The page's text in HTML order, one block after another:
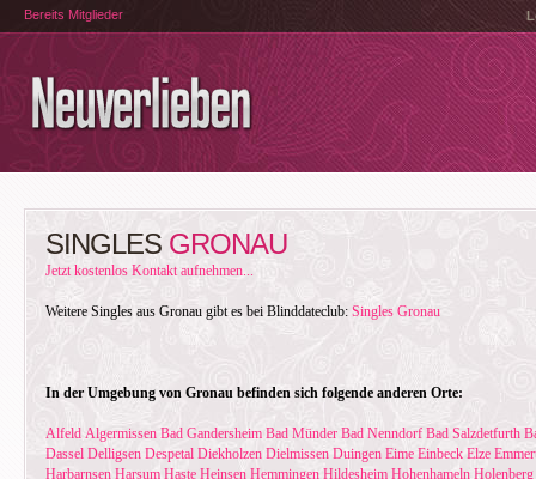
Bereits Mitglieder
SINGLES GRONAU
Jetzt kostenlos Kontakt aufnehmen...
Weitere Singles aus Gronau gibt es bei Blinddateclub: Singles Gronau
In der Umgebung von Gronau befinden sich folgende anderen Orte:
Alfeld Algermissen Bad Gandersheim Bad Münder Bad Nenndorf Bad Salzdetfurth
Dassel Delligsen Despetal Diekholzen Dielmissen Duingen Eime Einbeck Elze
Harbarnsen Harsum Haste Heinsen Hemmingen Hildesheim Hohenhameln Holenberg